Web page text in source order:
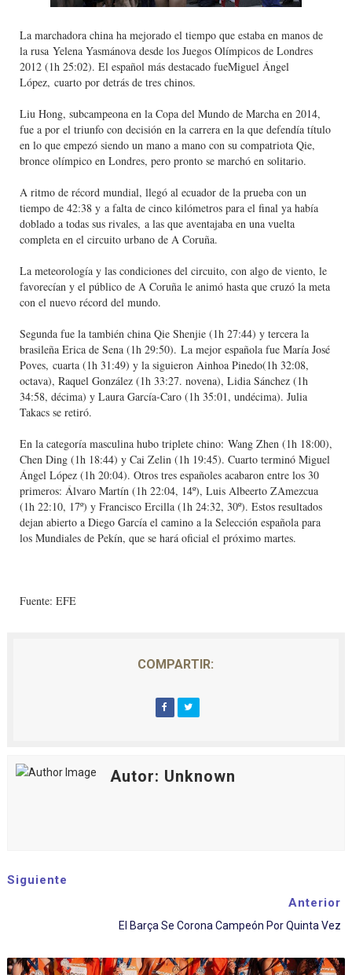
Tour de Francia masculino 2026 - Tadej Pogacar
Mundial de Fórmula 1 2026 - Lando Norris consigue
Campeonato de Europa de saltos 2026 (París,
La marchadora china ha mejorado el tiempo que estaba en manos de
la rusa Yelena Yasmánova desde los Juegos Olímpicos de Londres
2012 (1h 25:02). El español más destacado fueMiguel Ángel
López, cuarto por detrás de tres chinos.
Liu Hong, subcampeona en la Copa del Mundo de Marcha en 2014,
fue a por el triunfo con decisión en la carrera en la que defendía título
en lo que empezó siendo un mano a mano con su compatriota Qie,
bronce olímpico en Londres, pero pronto se marchó en solitario.
A ritmo de récord mundial, llegó al ecuador de la prueba con un
tiempo de 42:38 y a falta de cinco kilómetros para el final ya había
doblado a todas sus rivales, a las que aventajaba en una vuelta
completa en el circuito urbano de A Coruña.
La meteorología y las condiciones del circuito, con algo de viento, le
favorecían y el público de A Coruña le animó hasta que cruzó la meta
con el nuevo récord del mundo.
Segunda fue la también china Qie Shenjie (1h 27:44) y tercera la
brasileña Erica de Sena (1h 29:50). La mejor española fue María José
Poves, cuarta (1h 31:49) y la siguieron Ainhoa Pinedo(1h 32:08,
octava), Raquel González (1h 33:27. novena), Lidia Sánchez (1h
34:58, décima) y Laura García-Caro (1h 35:01, undécima). Julia
Takacs se retiró.
En la categoría masculina hubo triplete chino: Wang Zhen (1h 18:00),
Chen Ding (1h 18:44) y Cai Zelin (1h 19:45). Cuarto terminó Miguel
Ángel López (1h 20:04). Otros tres españoles acabaron entre los 30
primeros: Álvaro Martín (1h 22:04, 14º), Luis Albeerto ZAmezcua
(1h 22:10, 17º) y Francisco Ercilla (1h 24:32, 30º). Estos resultados
dejan abierto a Diego García el camino a la Selección española para
los Mundiales de Pekín, que se hará oficial el próximo martes.
Fuente: EFE
COMPARTIR:
Autor: Unknown
Siguiente
Anterior
El Barça Se Corona Campeón Por Quinta Vez